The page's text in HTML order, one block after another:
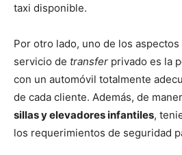
taxi disponible.
Por otro lado, uno de los
servicio de transfer privado es la
con un automóvil totalmente
de cada cliente. Además, de
sillas y elevadores infantiles,
los requerimientos de seguridad